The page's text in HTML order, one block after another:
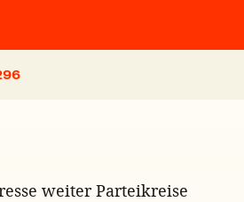
weiter Parteikreise